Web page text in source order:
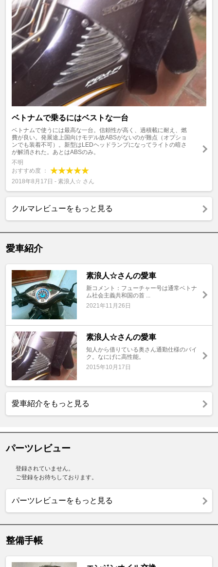
ベトナムで乗るにはベストな一台
ベトナムで使うには最高な一台。信頼性が高く、過積載に耐え、燃
費が良い。発展途上国向けモデル故ABSがないのが難点（オプショ
ンでも装着不可）。新型はLEDヘッドランプになってライトの暗さ
が解消された。あとはABSのみ。
不明
おすすめ度 ：
2018年8月17日 - 素浪人☆ さん
クルマレビューをもっと見る
愛車紹介
素浪人☆さんの愛車
新コメント：フューチャー号は通常ベトナ
ム社会主義共和国の首 ...
2021年11月26日
素浪人☆さんの愛車
知人から借りている奥さん通勤仕様のバイ
ク。なにげに高性能。
2015年10月17日
愛車紹介をもっと見る
パーツレビュー
登録されていません。
ご登録をお待ちしております。
パーツレビューをもっと見る
整備手帳